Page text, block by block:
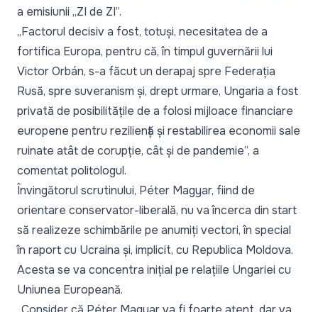
a emisiunii „ZI de ZI”.
„Factorul decisiv a fost, totuși, necesitatea de a
fortifica Europa, pentru că, în timpul guvernării lui
Victor Orbán, s-a făcut un derapaj spre Federația
Rusă, spre suveranism și, drept urmare, Ungaria a fost
privată de posibilitățile de a folosi mijloace financiare
europene pentru reziliență și restabilirea economii sale
ruinate atât de corupție, cât și de pandemie”, a
comentat politologul.
Învingătorul scrutinului, Péter Magyar, fiind de
orientare conservator-liberală, nu va încerca din start
să realizeze schimbările pe anumiți vectori, în special
în raport cu Ucraina și, implicit, cu Republica Moldova.
Acesta se va concentra inițial pe relațiile Ungariei cu
Uniunea Europeană.